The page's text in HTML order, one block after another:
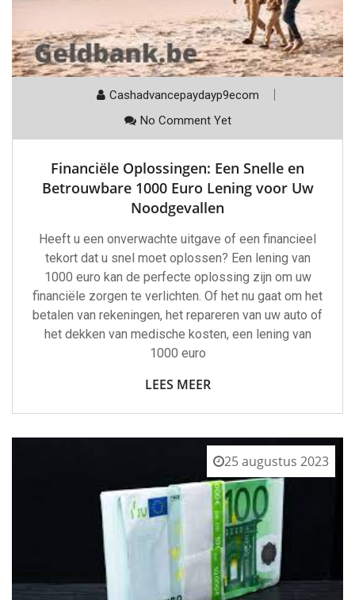
Cashadvancepaydayp9ecom
No Comment Yet
Financiële Oplossingen: Een Snelle en
Betrouwbare 1000 Euro Lening voor Uw
Noodgevallen
Heeft u een onverwachte uitgave of een financieel
tekort dat u snel moet oplossen? Een lening van
1000 euro kan de perfecte oplossing zijn om uw
financiële zorgen te verlichten. Of het nu gaat om het
betalen van rekeningen, het repareren van uw auto of
het dekken van medische kosten, een lening van
1000 euro
LEES MEER
25 augustus 2023